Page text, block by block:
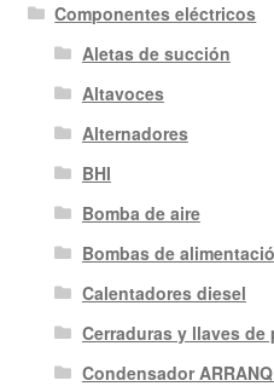
Componentes eléctricos
Aletas de succión
Altavoces
Alternadores
BHI
Bomba de aire
Bombas de
Calentadores diesel
Cerraduras y llaves de
Condensador